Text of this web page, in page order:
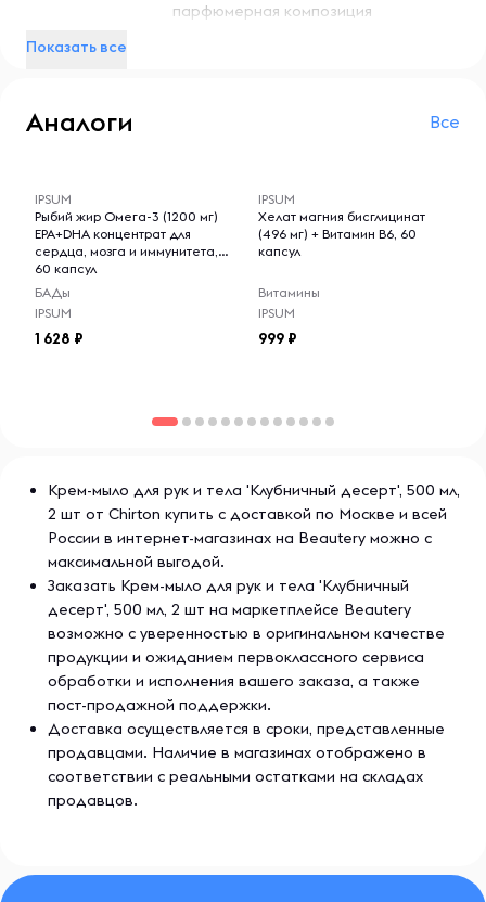
парфюмерная композиция
Показать все
Аналоги Все
IPSUM
Рыбий жир Омега-3 (1200 мг)
EPA+DHA концентрат для
сердца, мозга и иммунитета,
60 капсул
БАДы
IPSUM
1 628
IPSUM
Хелат магния бисглицинат
(496 мг) + Витамин B6, 60
капсул
Витамины
IPSUM
999
Крем-мыло для рук и тела 'Клубничный десерт', 500 мл,
2 шт от Chirton купить с доставкой по Москве и всей
России в интернет-магазинах на Beautery можно с
максимальной выгодой.
Заказать Крем-мыло для рук и тела 'Клубничный
десерт', 500 мл, 2 шт на маркетплейсе Beautery
возможно с уверенностью в оригинальном качестве
продукции и ожиданием первоклассного сервиса
обработки и исполнения вашего заказа, а также
пост-продажной поддержки.
Доставка осуществляется в сроки, представленные
продавцами. Наличие в магазинах отображено в
соответствии с реальными остатками на складах
продавцов.